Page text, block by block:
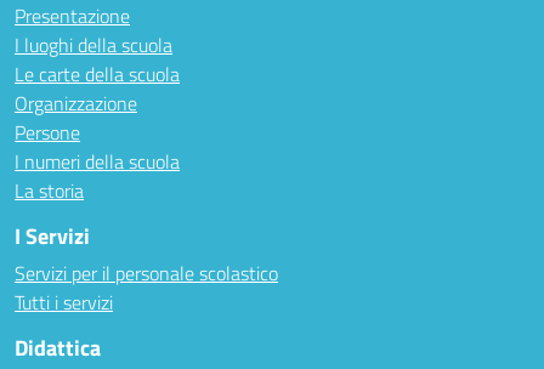
Presentazione
I luoghi della scuola
Le carte della scuola
Organizzazione
Persone
I numeri della scuola
La storia
I Servizi
Servizi per il personale scolastico
Tutti i servizi
Didattica